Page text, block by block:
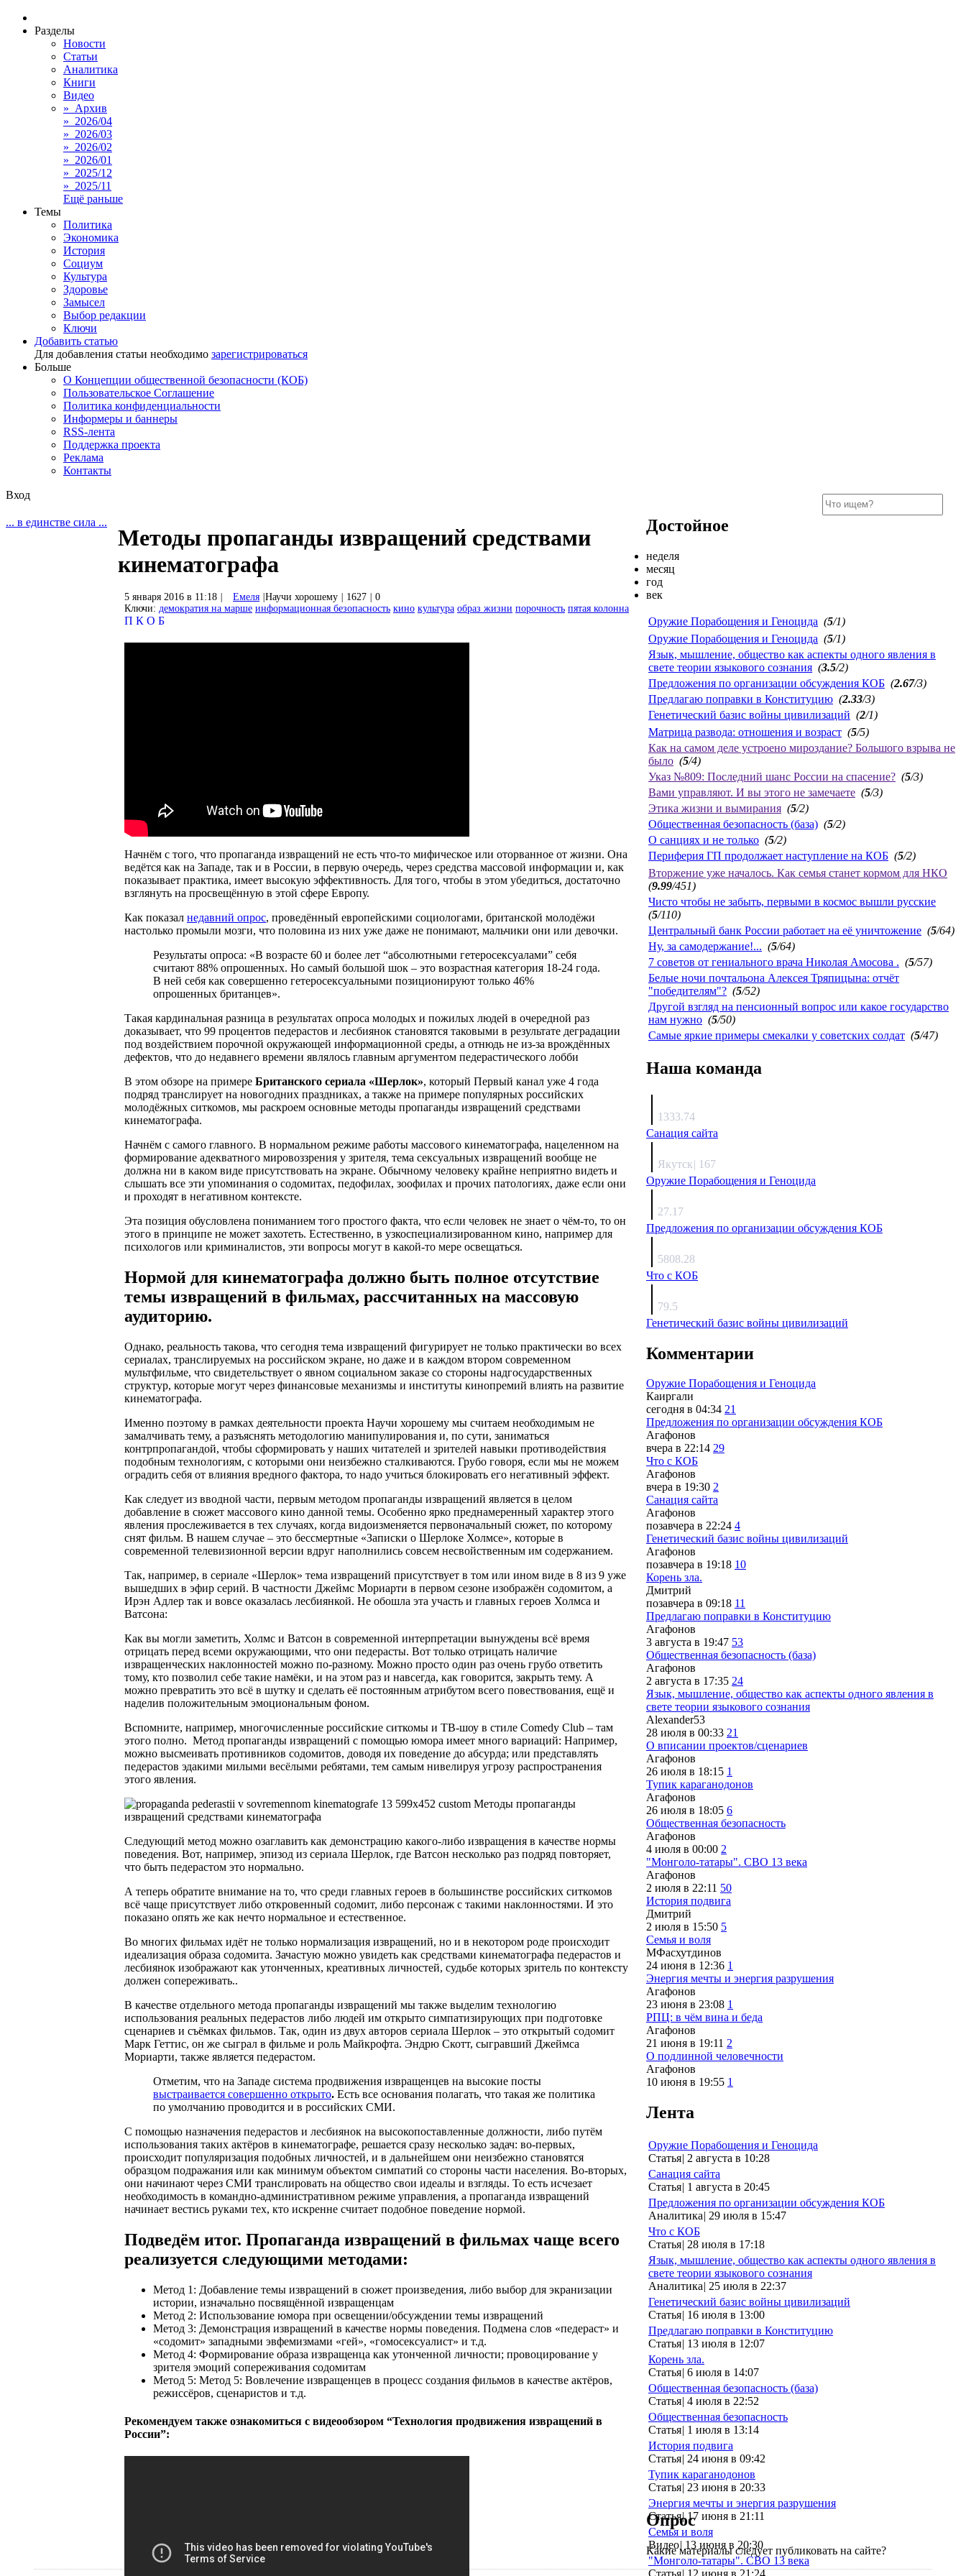
Разделы
Новости
Статьи
Аналитика
Книги
Видео
» Архив
» 2026/04
» 2026/03
» 2026/02
» 2026/01
» 2025/12
» 2025/11
Ещё раньше
Темы
Политика
Экономика
История
Социум
Культура
Здоровье
Замысел
Выбор редакции
Ключи
Добавить статью
Для добавления статьи необходимо зарегистрироваться
Больше
О Концепции общественной безопасности (КОБ)
Пользовательское Соглашение
Политика конфиденциальности
Информеры и баннеры
RSS-лента
Поддержка проекта
Реклама
Контакты
Вход
... в единстве сила ...
Методы пропаганды извращений средствами
кинематографа
5 января 2016 в 11:18 Емеля Научи хорошему 1627
0
Ключи: демократия на марше информационная безопасность кино культура образ жизни порочность пятая колонна
П К О Б
Начнём с того, что пропаганда извращений не есть что-то мифическое или оторванное от жизни. Она
ведётся как на Западе, так и в России, в первую очередь, через средства массовой информации и, как
показывает практика, имеет высокую эффективность. Для того, чтобы в этом убедиться, достаточно
взглянуть на просвещённую в этой сфере Европу.
Как показал недавний опрос, проведённый европейскими социологами, британской молодёжи
настолько промыли мозги, что половина из них уже даже не понимают, мальчики они или девочки.
Результаты опроса: «В возрасте 60 и более лет “абсолютными гетеросексуалами” себя
считают 88% опрошенных. Но самый большой шок – это возрастная категория 18-24 года.
В ней себя как совершенно гетеросексуальными позиционируют только 46%
опрошенных британцев».
Такая кардинальная разница в результатах опроса молодых и пожилых людей в очередной раз
доказывает, что 99 процентов педерастов и лесбиянок становятся таковыми в результате деградации
под воздействием порочной окружающей информационной среды, а отнюдь не из-за врождённых
дефектов, что до недавнего времени являлось главным аргументом педерастического лобби
В этом обзоре на примере Британского сериала «Шерлок», который Первый канал уже 4 года
подряд транслирует на новогодних праздниках, а также на примере популярных российских
молодёжных ситкомов, мы раскроем основные методы пропаганды извращений средствами
кинематографа.
Начнём с самого главного. В нормальном режиме работы массового кинематографа, нацеленном на
формирование адекватного мировоззрения у зрителя, тема сексуальных извращений вообще не
должна ни в каком виде присутствовать на экране. Обычному человеку крайне неприятно видеть и
слышать все эти упоминания о содомитах, педофилах, зоофилах и прочих патологиях, даже если они
и проходят в негативном контексте.
Эта позиция обусловлена пониманием того простого факта, что если человек не знает о чём-то, то он
этого в принципе не может захотеть. Естественно, в узкоспециализированном кино, например для
психологов или криминалистов, эти вопросы могут в какой-то мере освещаться.
Нормой для кинематографа должно быть полное отсутствие
темы извращений в фильмах, рассчитанных на массовую
аудиторию.
Однако, реальность такова, что сегодня тема извращений фигурирует не только практически во всех
сериалах, транслируемых на российском экране, но даже и в каждом втором современном
мультфильме, что свидетельствует о явном социальном заказе со стороны надгосударственных
структур, которые могут через финансовые механизмы и институты кинопремий влиять на развитие
кинематографа.
Именно поэтому в рамках деятельности проекта Научи хорошему мы считаем необходимым не
замалчивать тему, а разъяснять методологию манипулирования и, по сути, заниматься
контрпропагандой, чтобы сформировать у наших читателей и зрителей навыки противодействия
подобным технологиям, с которыми они неизбежно сталкиваются. Грубо говоря, если мы не можем
оградить себя от влияния вредного фактора, то надо учиться блокировать его негативный эффект.
Как следует из вводной части, первым методом пропаганды извращений является в целом
добавление в сюжет массового кино данной темы. Особенно ярко преднамеренный характер этого
явления прослеживается в тех случаях, когда видоизменяется первоначальный сюжет, по которому
снят фильм. В нашем случае – это бессмертные «Записки о Шерлоке Холмсе», которые в
современной телевизионной версии вдруг наполнились совсем несвойственным им содержанием.
Так, например, в сериале «Шерлок» тема извращений присутствует в том или ином виде в 8 из 9 уже
вышедших в эфир серий. В частности Джеймс Мориарти в первом сезоне изображён содомитом, а
Ирэн Адлер так и вовсе оказалась лесбиянкой. Не обошла эта участь и главных героев Холмса и
Ватсона:
Как вы могли заметить, Холмс и Ватсон в современной интерпретации вынуждены всё время
отрицать перед всеми окружающими, что они педерасты. Вот только отрицать наличие
извращенческих наклонностей можно по-разному. Можно просто один раз очень грубо ответить
тому, кто позволил себе такие намёки, и на этом раз и навсегда, как говорится, закрыть тему. А
можно превратить это всё в шутку и сделать её постоянным атрибутом всего повествования, ещё и
наделив положительным эмоциональным фоном.
Вспомните, например, многочисленные российские ситкомы и ТВ-шоу в стиле Comedy Club – там
этого полно. Метод пропаганды извращений с помощью юмора имеет много вариаций: Например,
можно высмеивать противников содомитов, доводя их поведение до абсурда; или представлять
педерастов эдакими милыми весёлыми ребятами, тем самым нивелируя угрозу распространения
этого явления.
Следующий метод можно озаглавить как демонстрацию какого-либо извращения в качестве нормы
поведения. Вот, например, эпизод из сериала Шерлок, где Ватсон несколько раз подряд повторяет,
что быть педерастом это нормально.
А теперь обратите внимание на то, что среди главных героев в большинстве российских ситкомов
всё чаще присутствует либо откровенный содомит, либо персонаж с такими наклонностями. И это
показано опять же как нечто нормальное и естественное.
Во многих фильмах идёт не только нормализация извращений, но и в некотором роде происходит
идеализация образа содомита. Зачастую можно увидеть как средствами кинематографа педерастов и
лесбиянок изображают как утонченных, креативных личностей, судьбе которых зритель по контексту
должен сопереживать..
В качестве отдельного метода пропаганды извращений мы также выделим технологию
использования реальных педерастов либо людей им открыто симпатизирующих при подготовке
сценариев и съёмках фильмов. Так, один из двух авторов сериала Шерлок – это открытый содомит
Марк Геттис, он же сыграл в фильме и роль Майкрофта. Эндрю Скотт, сыгравший Джеймса
Мориарти, также является педерастом.
Отметим, что на Западе система продвижения извращенцев на высокие посты
выстраивается совершенно открыто. Есть все основания полагать, что такая же политика
по умолчанию проводится и в российских СМИ.
С помощью назначения педерастов и лесбиянок на высокопоставленные должности, либо путём
использования таких актёров в кинематографе, решается сразу несколько задач: во-первых,
происходит популяризация подобных личностей, и в дальнейшем они неизбежно становятся
образцом подражания или как минимум объектом симпатий со стороны части населения. Во-вторых,
они начинают через СМИ транслировать на общество свои идеалы и взгляды. То есть исчезает
необходимость в командно-административном режиме управления, а пропаганда извращений
начинает вестись руками тех, кто искренне считает подобное поведение нормой.
Подведём итог. Пропаганда извращений в фильмах чаще всего
реализуется следующими методами:
Метод 1: Добавление темы извращений в сюжет произведения, либо выбор для экранизации
истории, изначально посвящённой извращенцам
Метод 2: Использование юмора при освещении/обсуждении темы извращений
Метод 3: Демонстрация извращений в качестве нормы поведения. Подмена слов «педераст» и
«содомит» западными эвфемизмами «гей», «гомосексуалист» и т.д.
Метод 4: Формирование образа извращенца как утонченной личности; провоцирование у
зрителя эмоций сопереживания содомитам
Метод 5: Метод 5: Вовлечение извращенцев в процесс создания фильмов в качестве актёров,
режиссёров, сценаристов и т.д.
Рекомендуем также ознакомиться с видеообзором “Технология продвижения извращений в
России”:
Достойное
неделя
месяц
год
век
Оружие Порабощения и Геноцида (5/1)
Оружие Порабощения и Геноцида (5/1)
Язык, мышление, общество как аспекты одного явления в
свете теории языкового сознания (3.5/2)
Предложения по организации обсуждения КОБ (2.67/3)
Предлагаю поправки в Конституцию (2.33/3)
Генетический базис войны цивилизаций (2/1)
Матрица развода: отношения и возраст (5/5)
Как на самом деле устроено мироздание? Большого взрыва не
было (5/4)
Указ №809: Последний шанс России на спасение? (5/3)
Вами управляют. И вы этого не замечаете (5/3)
Этика жизни и вымирания (5/2)
Общественная безопасность (база) (5/2)
О санциях и не только (5/2)
Периферия ГП продолжает наступление на КОБ (5/2)
Вторжение уже началось. Как семья станет кормом для НКО
(9.99/451)
Чисто чтобы не забыть, первыми в космос вышли русские
(5/110)
Центральный банк России работает на её уничтожение (5/64)
Ну, за самодержание!... (5/64)
7 советов от гениального врача Николая Амосова . (5/57)
Белые ночи почтальона Алексея Тряпицына: отчёт
"победителям"? (5/52)
Другой взгляд на пенсионный вопрос или какое государство
нам нужно (5/50)
Самые яркие примеры смекалки у советских солдат (5/47)
Наша команда
1333.74
Санация сайта
Якутск| 167
Оружие Порабощения и Геноцида
27.17
Предложения по организации обсуждения КОБ
5808.28
Что с КОБ
79.5
Генетический базис войны цивилизаций
Комментарии
Оружие Порабощения и Геноцида
Каиргали
сегодня в 04:34 21
Предложения по организации обсуждения КОБ
Агафонов
вчера в 22:14 29
Что с КОБ
Агафонов
вчера в 19:30 2
Санация сайта
Агафонов
позавчера в 22:24 4
Генетический базис войны цивилизаций
Агафонов
позавчера в 19:18 10
Корень зла.
Дмитрий
позавчера в 09:18 11
Предлагаю поправки в Конституцию
Агафонов
3 августа в 19:47 53
Общественная безопасность (база)
Агафонов
2 августа в 17:35 24
Язык, мышление, общество как аспекты одного явления в
свете теории языкового сознания
Alexander53
28 июля в 00:33 21
О вписании проектов/сценариев
Агафонов
26 июля в 18:15 1
Тупик караганодонов
Агафонов
26 июля в 18:05 6
Общественная безопасность
Агафонов
4 июля в 00:00 2
"Монголо-татары". СВО 13 века
Агафонов
2 июля в 22:11 50
История подвига
Дмитрий
2 июля в 15:50 5
Семья и воля
МФасхутдинов
24 июня в 12:36 1
Энергия мечты и энергия разрушения
Агафонов
23 июня в 23:08 1
РПЦ: в чём вина и беда
Агафонов
21 июня в 19:11 2
О подлинной человечности
Агафонов
10 июня в 19:55 1
Лента
Оружие Порабощения и Геноцида
Статья| 2 августа в 10:28
Санация сайта
Статья| 1 августа в 20:45
Предложения по организации обсуждения КОБ
Аналитика| 29 июля в 15:47
Что с КОБ
Статья| 28 июля в 17:18
Язык, мышление, общество как аспекты одного явления в
свете теории языкового сознания
Аналитика| 25 июля в 22:37
Генетический базис войны цивилизаций
Статья| 16 июля в 13:00
Предлагаю поправки в Конституцию
Статья| 13 июля в 12:07
Корень зла.
Статья| 6 июля в 14:07
Общественная безопасность (база)
Статья| 4 июля в 22:52
Общественная безопасность
Статья| 1 июля в 13:14
История подвига
Статья| 24 июня в 09:42
Тупик караганодонов
Статья| 23 июня в 20:33
Энергия мечты и энергия разрушения
Статья| 17 июня в 21:11
Семья и воля
Видео| 13 июня в 20:30
"Монголо-татары". СВО 13 века
Опрос
Какие материалы следует публиковать на сайте?